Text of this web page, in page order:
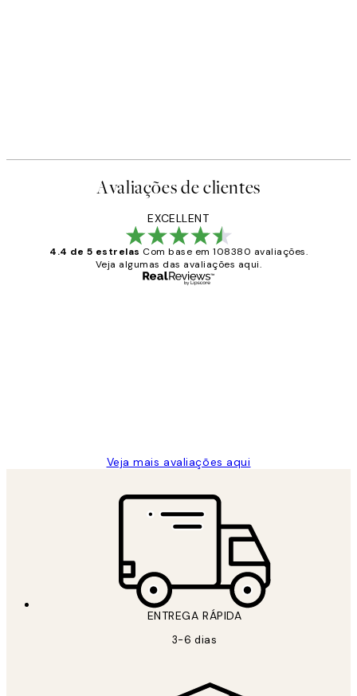
Avaliações de clientes
EXCELLENT
4.4 de 5 estrelas Com base em 108380 avaliações.
Veja algumas das avaliações aqui.
Veja mais avaliações aqui
ENTREGA RÁPIDA
3-6 dias